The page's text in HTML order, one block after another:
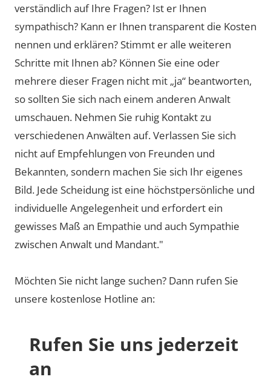
verständlich auf Ihre Fragen? Ist er Ihnen
sympathisch? Kann er Ihnen transparent die Kosten
nennen und erklären? Stimmt er alle weiteren
Schritte mit Ihnen ab? Können Sie eine oder
mehrere dieser Fragen nicht mit „ja“ beantworten,
so sollten Sie sich nach einem anderen Anwalt
umschauen. Nehmen Sie ruhig Kontakt zu
verschiedenen Anwälten auf. Verlassen Sie sich
nicht auf Empfehlungen von Freunden und
Bekannten, sondern machen Sie sich Ihr eigenes
Bild. Jede Scheidung ist eine höchstpersönliche und
individuelle Angelegenheit und erfordert ein
gewisses Maß an Empathie und auch Sympathie
zwischen Anwalt und Mandant."
Möchten Sie nicht lange suchen? Dann rufen Sie
unsere kostenlose Hotline an:
Rufen Sie uns jederzeit
an